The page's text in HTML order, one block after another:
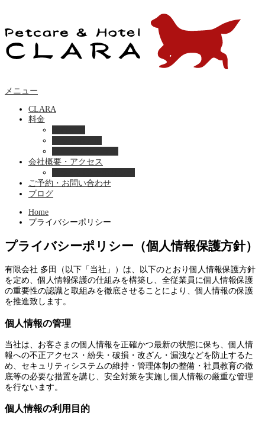
メニュー
CLARA
料金
会社概要・アクセス
ご予約・お問い合わせ
ブログ
Home
プライバシーポリシー
プライバシーポリシー（個人情報保護方針）
有限会社 多田（以下「当社」）は、以下のとおり個人情報保護方針
を定め、個人情報保護の仕組みを構築し、全従業員に個人情報保護
の重要性の認識と取組みを徹底させることにより、個人情報の保護
を推進致します。
個人情報の管理
当社は、お客さまの個人情報を正確かつ最新の状態に保ち、個人情
報への不正アクセス・紛失・破損・改ざん・漏洩などを防止するた
め、セキュリティシステムの維持・管理体制の整備・社員教育の徹
底等の必要な措置を講じ、安全対策を実施し個人情報の厳重な管理
を行ないます。
個人情報の利用目的